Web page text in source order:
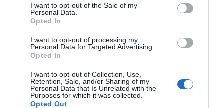
I want to opt-out of the Sale of my
Personal Data.
Opted In
I want to opt-out of processing my
Personal Data for Targeted Advertising.
Opted In
I want to opt-out of Collection, Use,
Retention, Sale, and/or Sharing of my
Personal Data that Is Unrelated with the
Purposes for which it was collected.
Opted Out
[ZSC20 ]
Ver producto